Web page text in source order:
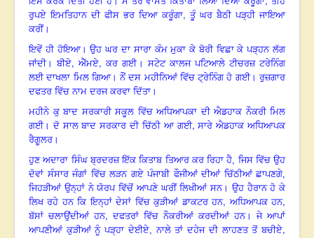
ਰੁਪਏ ਇਮਤਿਹਾਨ ਦੀ ਫੀਸ ਭਰ ਦਿਆ ਕਰੂੰਗਾ, ਤੂੰ ਘਰ ਬੈਠੀ ਪੜ੍ਹੀ ਜਾਇਆ
ਕਰੀਂ।
ਇਵੇਂ ਹੀ ਹੋਇਆ।ਉਹ ਘਰ ਦਾ ਸਾਰਾ ਕੰਮ ਮੁਕਾ ਕੇ ਬੋਰੀ ਵਿਛਾ ਕੇ ਪੜ੍ਹਨ ਲੱਗ
ਜਾਂਦੀ।
ਬੀਏ,ਐੱਮਏ,ਕਰ ਗਈ। ਸਟੇਟ ਕਾਲਜ ਪਟਿਆਲੇ ਟੀਚਰਜ਼ ਟਰੇਨਿੰਗ
ਲਈ ਦਾਖਲਾ ਮਿਲ ਗਿਆ।ਨੌਂ ਦਸ ਮਹੀਨਿਆਂ ਵਿੱਚ ਟ੍ਰੇਨਿੰਗ ਹੋ ਗਈ।ਰੁਜ਼ਗਾਰ
ਦਫਤਰ ਵਿੱਚ ਨਾਮ ਦਰਜ ਕਰਵਾ ਦਿੱਤਾ।
ਮਹੀਨੇ ਕੁ ਬਾਦ ਸਰਕਾਰੀ ਸਕੂਲ ਵਿੱਚ ਅਧਿਆਪਕਾ ਦੀ ਐਡਹਾਕ ਨੌਕਰੀ ਮਿਲ
ਗਈ। ਦੋ ਸਾਲ ਬਾਦ ਸਰਕਾਰ ਦੀ ਚਿੱਠੀ ਆ ਗਈ,ਸਾਰੇ ਐਡਹਾਕ ਅਧਿਆਪਕ
ਰੈਗੂਲਰ।
ਹੁਣ ਅਦਾਰਾ ਸਿੰਘ ਬ੍ਰਦਰਜ਼ ਇੱਕ ਕਿਤਾਬ ਤਿਆਰ ਕਰ ਰਿਹਾ ਹੈ, ਜਿਸ ਵਿੱਚ ਉਹ
ਦੋਵਾਂ ਸੰਸਾਰ ਜੰਗਾਂ ਵਿੱਚ ਲੜਨ ਗਏ ਪੰਜਾਬੀ ਫੌਜੀਆਂ ਦੀਆਂ ਚਿੱਠੀਆਂ ਛਾਪਣਗੇ,
ਜਿਹੜੀਆਂ ਉਨ੍ਹਾਂ ਨੇ ਯੋਰਪ ਵਿੱਚੋਂ ਆਪਣੇ ਘਰੀਂ ਲਿਖੀਆਂ ਸਨ। ਉਹ ਹੈਰਾਨ ਹੋ ਕੇ
ਲਿਖ ਰਹੇ ਹਨ ਕਿ ਇਨ੍ਹਾਂ ਦੇਸਾਂ ਵਿੱਚ ਕੁੜੀਆਂ ਡਾਕਟਰ ਹਨ, ਅਧਿਆਪਕ ਹਨ,
ਬੱਸਾਂ ਚਲਾਉਂਦੀਆਂ ਹਨ, ਦਫਤਰਾਂ ਵਿੱਚ ਨੌਕਰੀਆਂ ਕਰਦੀਆਂ ਹਨ। ਜੇ ਆਪਾਂ
ਆਪਣੀਆਂ ਕੁੜੀਆਂ ਨੂੰ ਪੜ੍ਹਾ ਦੇਈਏ, ਨਾਲੇ ਤਾਂ ਦਹੇਜ ਦੀ ਲਾਹਣਤ ਤੋਂ ਬਚੀਏ,